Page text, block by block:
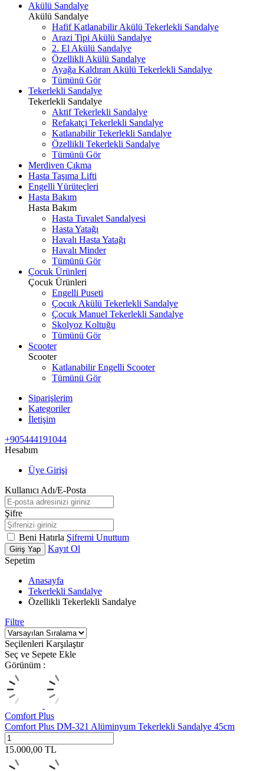
Akülü Sandalye
Akülü Sandalye
Hafif Katlanabilir Akülü Tekerlekli Sandalye
Arazi Tipi Akülü Sandalye
2. El Akülü Sandalye
Özellikli Akülü Sandalye
Ayağa Kaldıran Akülü Tekerlekli Sandalye
Tümünü Gör
Tekerlekli Sandalye
Tekerlekli Sandalye
Aktif Tekerlekli Sandalye
Refakatçi Tekerlekli Sandalye
Katlanabilir Tekerlekli Sandalye
Özellikli Tekerlekli Sandalye
Tümünü Gör
Merdiven Çıkma
Hasta Taşıma Lifti
Engelli Yürüteçleri
Hasta Bakım
Hasta Bakım
Hasta Tuvalet Sandalyesi
Hasta Yatağı
Havalı Hasta Yatağı
Havalı Minder
Tümünü Gör
Çocuk Ürünleri
Çocuk Ürünleri
Engelli Puseti
Çocuk Akülü Tekerlekli Sandalye
Çocuk Manuel Tekerlekli Sandalye
Skolyoz Koltuğu
Tümünü Gör
Scooter
Scooter
Katlanabilir Engelli Scooter
Tümünü Gör
Siparişlerim
Kategoriler
İletişim
+905444191044
Hesabım
Üye Girişi
Kullanıcı Adı/E-Posta
Şifre
Beni Hatırla Şifremi Unuttum
Giriş Yap
Kayıt Ol
Sepetim
Anasayfa
Tekerlekli Sandalye
Özellikli Tekerlekli Sandalye
Filtre
Seçilenleri Karşılaştır
Seç ve Sepete Ekle
Görünüm :
Comfort Plus
Comfort Plus DM-321 Alüminyum Tekerlekli Sandalye 45cm
15.000,00 TL